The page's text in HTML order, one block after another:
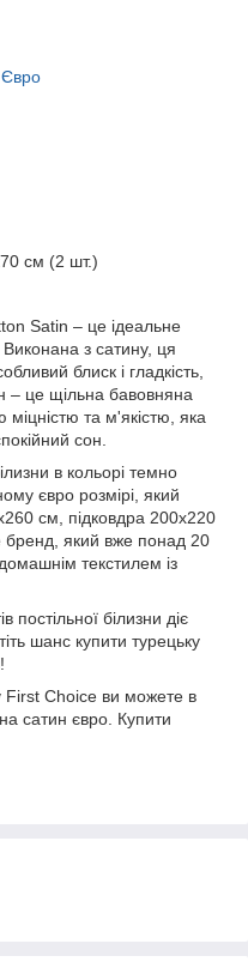
Євро
см (2 шт.)
Satin – це ідеальне
Виконана з сатину, ця
блиск і гладкість,
– це щільна бавовняна
міцністю та м'якістю, яка
сон.
в кольорі темно
євро розмірі, який
см, підковдра 200х220
бренд, який вже понад 20
домашнім текстилем із
постільної білизни діє
шанс купити турецьку
First Choice ви можете в
сатин євро. Купити